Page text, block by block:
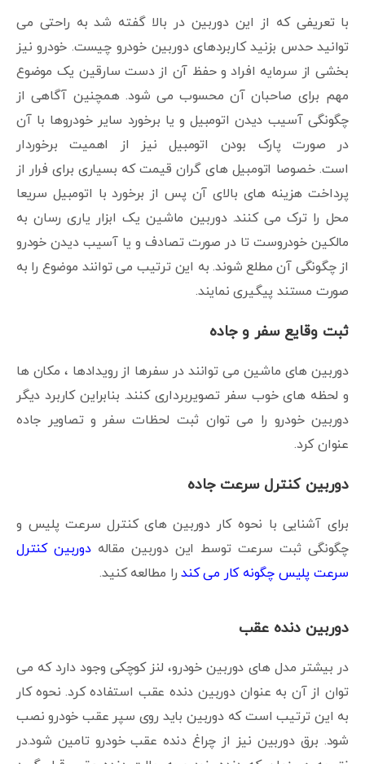
با تعریفی که از این دوربین در بالا گفته شد به راحتی می
توانید حدس بزنید کاربردهای دوربین خودرو چیست. خودرو نیز
بخشی از سرمایه افراد و حفظ آن از دست سارقین یک موضوع
مهم برای صاحبان آن محسوب می شود. همچنین آگاهی از
چگونگی آسیب دیدن اتومبیل و یا برخورد سایر خودروها با آن
در صورت پارک بودن اتومبیل نیز از اهمیت برخوردار
است. خصوصا اتومبیل های گران قیمت که بسیاری برای فرار از
پرداخت هزینه های بالای آن پس از برخورد با اتومبیل سریعا
محل را ترک می کنند. دوربین ماشین یک ابزار یاری رسان به
مالکین خودروست تا در صورت تصادف و یا آسیب دیدن خودرو
از چگونگی آن مطلع شوند. به این ترتیب می توانند موضوع را به
صورت مستند پیگیری نمایند.
ثبت وقایع سفر و جاده
دوربین های ماشین می توانند در سفرها از رویدادها ، مکان ها
و لحظه های خوب سفر تصویربرداری کنند. بنابراین کاربرد دیگر
دوربین خودرو را می توان ثبت لحظات سفر و تصاویر جاده
عنوان کرد.
دوربین کنترل سرعت جاده
برای آشنایی با نحوه کار دوربین های کنترل سرعت پلیس و
چگونگی ثبت سرعت توسط این دوربین مقالهدوربین کنترل
سرعت پلیس چگونه کار می کند را مطالعه کنید.
دوربین دنده عقب
در بیشتر مدل ‌های دوربین خودرو، لنز کوچکی وجود دارد که می
توان از آن به عنوان دوربین دنده عقب استفاده کرد. نحوه کار
به این ترتیب است که دوربین باید روی سپر عقب خودرو نصب
شود. برق دوربین نیز از چراغ دنده عقب خودرو تامین شود.در